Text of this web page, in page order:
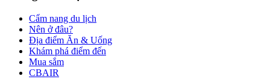
Cẩm nang du lịch
Nên ở đâu?
Địa điểm Ăn & Uống
Khám phá điểm đến
Mua sắm
CBAIR